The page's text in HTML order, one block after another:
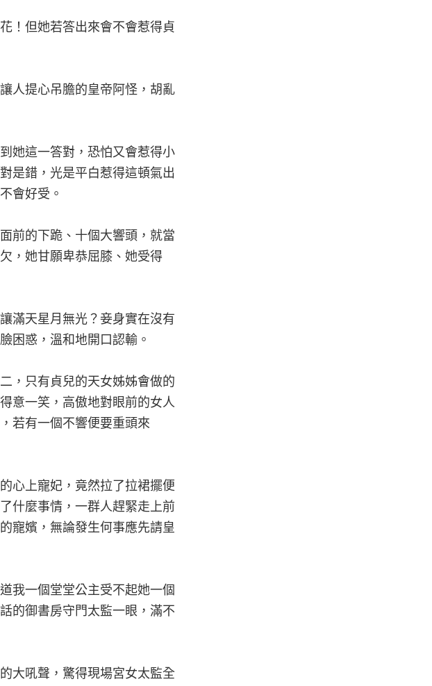
！但她若答出來會不會惹得貞
人提心吊膽的皇帝阿怪，胡亂
她這一答對，恐怕又會惹得小
是錯，光是平白惹得這頓氣出
會好受。
前的下跪、十個大響頭，就當
，她甘願卑恭屈膝、她受得
滿天星月無光？妾身實在沒有
困惑，溫和地開口認輸。
，只有貞兒的天女姊姊會做的
意一笑，高傲地對眼前的女人
若有一個不響便要重頭來
心上寵妃，竟然拉了拉裙擺便
什麼事情，一群人趕緊走上前
寵嬪，無論發生何事應先請皇
我一個堂堂公主受不起她一個
的御書房守門太監一眼，滿不
大吼聲，驚得現場宮女太監全